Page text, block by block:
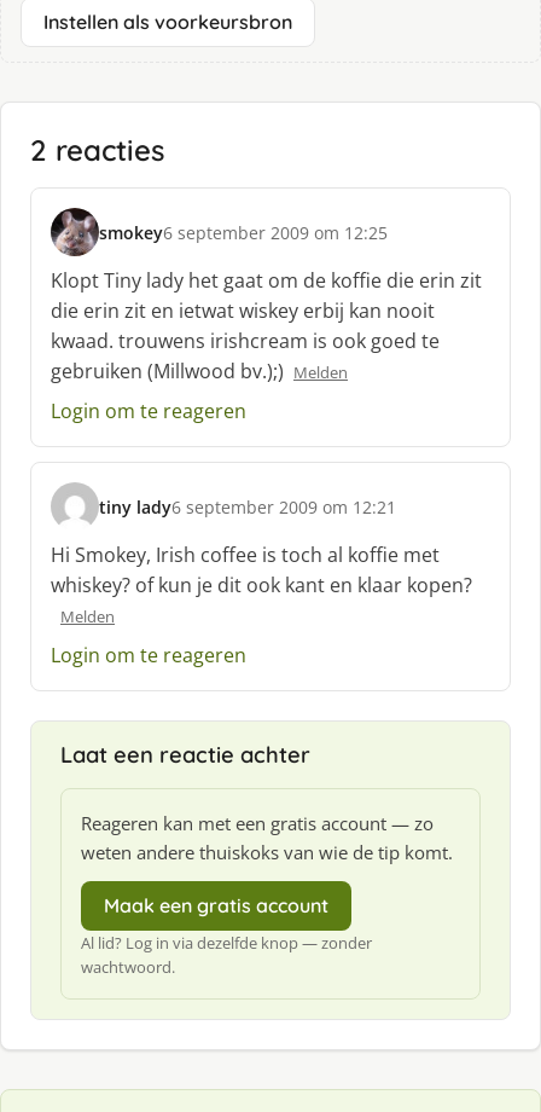
Instellen als voorkeursbron
2 reacties
smokey
s
c
h
r
e
e
:
6 september 2009 om 12:25
Klopt Tiny lady het gaat om de koffie die erin zit
die erin zit en ietwat wiskey erbij kan nooit
kwaad. trouwens irishcream is ook goed te
gebruiken (Millwood bv.);) Melden
Login om te reageren
tiny lady
s
c
h
r
e
:
6 september 2009 om 12:21
Hi Smokey, Irish coffee is toch al koffie met
whiskey? of kun je dit ook kant en klaar kopen?
Melden
Login om te reageren
Laat een reactie achter
Reageren kan met een gratis account — zo
weten andere thuiskoks van wie de tip komt.
Maak een gratis account
Al lid? Log in via dezelfde knop — zonder
wachtwoord.